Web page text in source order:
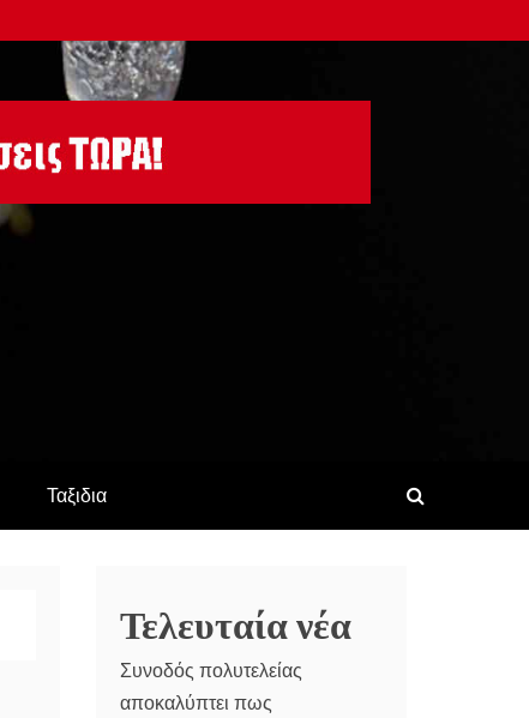
Ταξιδια
Τελευταία νέα
Συνοδός πολυτελείας
αποκαλύπτει πως